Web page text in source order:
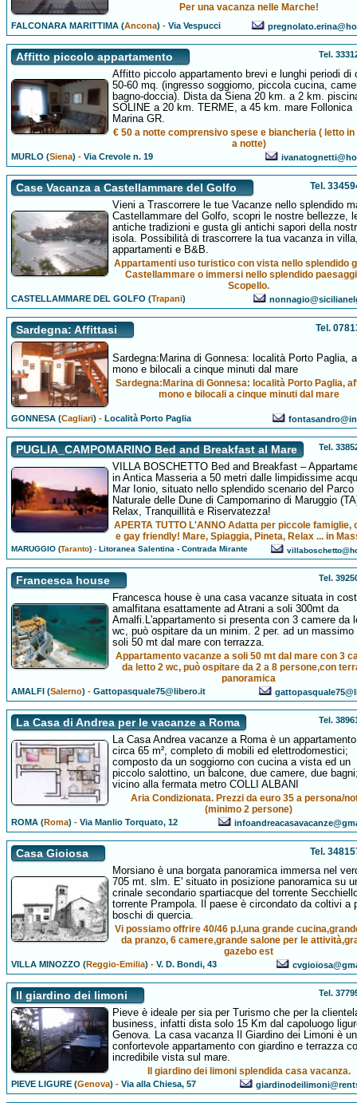
Per una vacanza nelle Marche!
FALCONARA MARITTIMA (Ancona) -Via Vespucci
Affitto piccolo appartamento Tel.
Affitto piccolo appartamento brevi e lunghi periodi di
50-60 mq. (ingresso soggiorno, piccola cucina,
bagno-doccia). Dista da Siena 20 km. a 2 km.
SOLINE a 20 km. TERME, a 45 km. mare Follonica
Marina GR.
€ 50 a notte comprensivo spese e biancheria ( letto in
a notte)
MURLO (Siena) -Via Crevole n. 19
Case Vacanza a Castellammare del Golfo Tel.
Vieni a Trascorrere le tue Vacanze nello splendido
Castellammare del Golfo, scopri le nostre bellezze,
antiche tradizioni e gusta gli antichi sapori della
isola. Possibilità di trascorrere la tua vacanza in
appartamenti e B&B.
Appartamenti uso turistico con vista nello splendido
Castellammare o immersi nello splendido
Scopello.
CASTELLAMMARE DEL GOLFO (Trapani)
Sardegna: Affittasi Tel.
Sardegna:Marina di Gonnesa: località Porto Paglia,
mono e bilocali a cinque minuti dal mare
Sardegna:Marina di Gonnesa: località Porto Paglia,
mono e bilocali a cinque minuti dal mare
GONNESA (Cagliari) -Località Porto Paglia
PUGLIA_CAMPOMARINO Bed and Breakfast al Mare Tel.
VILLA BOSCHETTO Bed and Breakfast –
in Antica Masseria a 50 metri dalle limpidissime
Mar Ionio, situato nello splendido scenario del Parco
Naturale delle Dune di Campomarino di Maruggio
Relax, Tranquillità e Riservatezza!
APERTA TUTTO L'ANNO Adatta per piccole famiglie,
e gay friendly! Mare, Spiaggia, Pineta, Relax ... in
MARUGGIO (Taranto) -Litoranea Salentina - Contrada Mirante
Francesca house Tel.
Francesca house è una casa vacanze situata in
amalfitana esattamente ad Atrani a soli 300mt da
Amalfi.L'appartamento si presenta con 3 camere da
wc, può ospitare da un minim. 2 per. ad un massimo
soli 50 mt dal mare con terrazza.
Appartamento vacanze a soli 50 mt dal mare con 3
da letto 2 wc, può ospitare da 2 a 8 persone,con
panoramica
AMALFI (Salerno) -Gattopasquale75@libero.it
La Casa di Andrea per le vacanze a Roma Tel.
La Casa Andrea vacanze a Roma è un
circa 65 m², completo di mobili ed elettrodomestici;
composto da un soggiorno con cucina a vista ed un
piccolo salottino, un balcone, due camere, due
vicino alla fermata metro COLLI ALBANI
Aria Condizionata. Prezzi da euro 35 a persona/
(minimo 2 persone)
ROMA (Roma) -Via Manlio Torquato, 12
Casa Gioiosa Tel.
Morsiano è una borgata panoramica immersa nel
705 mt. slm. E' situato in posizione panoramica su
crinale secondario spartiacque del torrente
torrente Prampola. Il paese è circondato da coltivi a
boschi di quercia.
Vi possiamo offrire 40/46 p.l,una grande
da pranzo, 6 camere,grande salone per le
gazebo est
VILLA MINOZZO (Reggio-Emilia) -V. D. Bondi, 43
Il giardino dei limoni Tel.
Pieve è ideale per sia per Turismo che per la
business, infatti dista solo 15 Km dal capoluogo
Genova. La casa vacanza Il Giardino dei Limoni è un
confortevole appartamento con giardino e terrazza
incredibile vista sul mare.
Il giardino dei limoni splendida casa vacanza.
PIEVE LIGURE (Genova) -Via alla Chiesa, 57